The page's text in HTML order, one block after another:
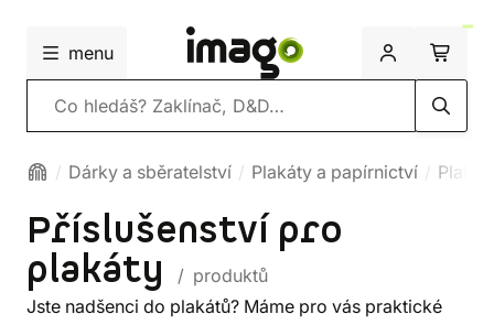
menu
Vyhledávání
Dárky a sběratelství Plakáty a papírnictví
Příslušenství pro
plakáty
/ produktů
Jste nadšenci do plakátů? Máme pro vás praktické